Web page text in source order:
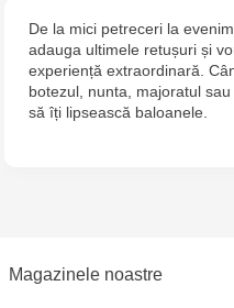
De la mici petreceri la
adauga ultimele retușuri și
experiență extraordinară.
botezul, nunta, majoratul
să îți lipsească baloanele.
Magazinele noastre